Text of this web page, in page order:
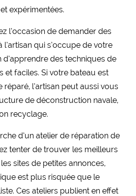
expérimentées.
l’occasion de demander des
l’artisan qui s’occupe de votre
d’apprendre des techniques de
et faciles. Si votre bateau est
l’artisan peut aussi vous
de déconstruction navale,
recyclage.
d’un atelier de réparation de
tenter de trouver les meilleurs
sites de petites annonces,
est plus risquée que le
Ces ateliers publient en effet